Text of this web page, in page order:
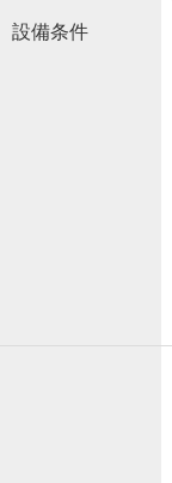
設備条件